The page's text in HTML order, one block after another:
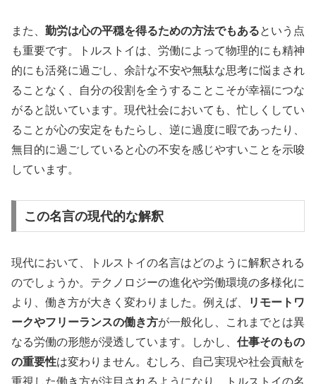
また、 勤労は心の平穏を得るための方法でもあるという点
も重要です。トルストイは、労働によって物理的にも精神
的にも活発に過ごし、余計な不安や無駄な思考に悩まされ
ることなく、自分の役割を全うすることこそが幸福につな
がると説いています。現代社会においても、忙しくしてい
ることが心の安定をもたらし、逆に過度に暇であったり、
無目的に過ごしていると心の不安を感じやすいことを示唆
しています。
この名言の現代的な解釈
現代において、トルストイの名言はどのように解釈される
のでしょうか。テクノロジーの進化や労働環境の多様化に
より、働き方が大きく変わりました。例えば、
リモートワ
ークやフリーランスの働き方が一般化し、これまでとは異
なる労働の形態が浸透しています。しかし、 仕事そのもの
の重要性は変わりません。むしろ、自己実現や社会貢献を
重視した働き方が注目されるようになり、トルストイの名